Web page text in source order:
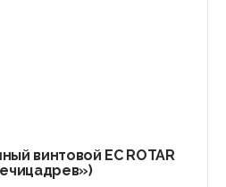
винтовой EC ROTAR